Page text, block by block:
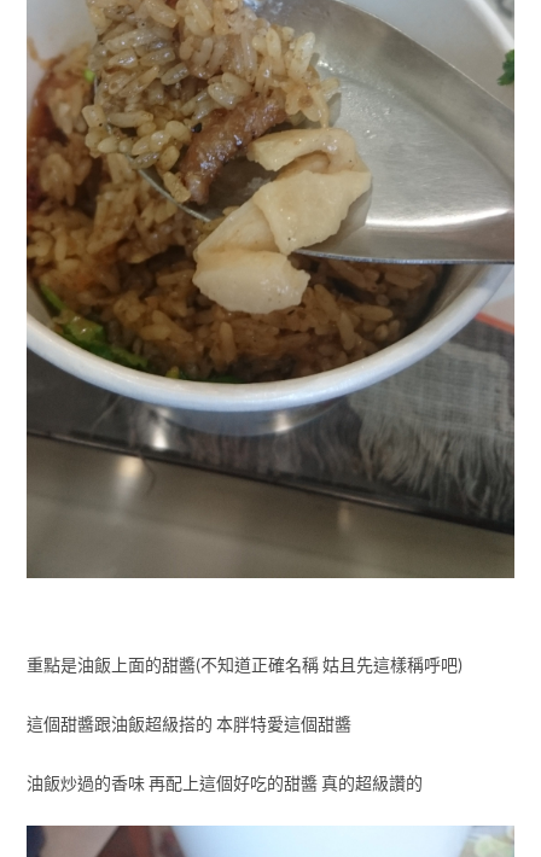
重點是油飯上面的甜醬(不知道正確名稱 姑且先這樣稱呼吧)
這個甜醬跟油飯超級搭的 本胖特愛這個甜醬
油飯炒過的香味 再配上這個好吃的甜醬 真的超級讚的